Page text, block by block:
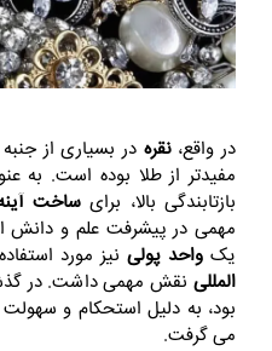
در واقع،نقره در بسیاری از
مفیدتر از طلا بوده است. به
بازتابندگی بالا، برای ساخت
مهمی در پیشرفت علم و دانش
یک واحد پولی نیز مورد
المللی نقش مهمی داشت. در
بود، به دلیل استحکام و
می‌ گرفت.